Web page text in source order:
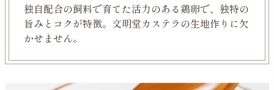
独自配合の飼料で育てた活力のある鶏卵で、独特の
旨みとコクが特徴。文明堂カステラの生地作りに欠
かせません。